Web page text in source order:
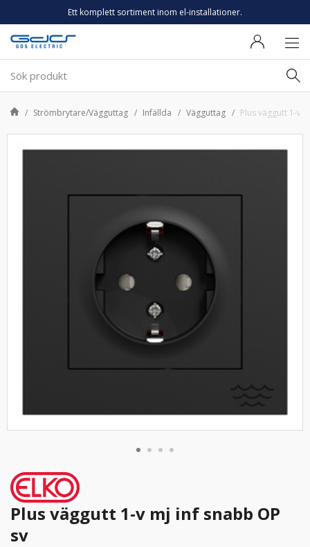
Ett komplett sortiment inom el-installationer.
Strömbrytare/Vägguttag Infällda Vägguttag Plus väggutt 1-v
Plus väggutt 1-v mj inf snabb OP
sv